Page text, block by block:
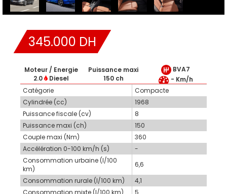
345.000 DH
Moteur / Energie
2.0
Diesel
Puissance maxi
150 ch
BVA7
- Km/h
Catégorie
Compacte
Cylindrée (cc)
1968
Puissance fiscale (cv)
8
Puissance maxi (ch)
150
Couple maxi (Nm)
360
Accélération 0-100 km/h (s)
-
Consommation urbaine (l/100
km)
6,6
Consommation rurale (l/100 km)
4,1